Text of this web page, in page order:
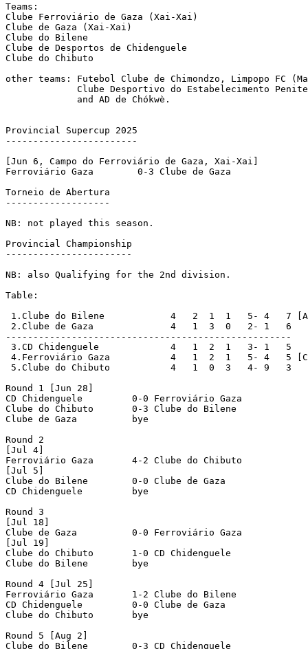
Teams:
Clube Ferroviário de Gaza (Xai-Xai)
Clube de Gaza (Xai-Xai)
Clube do Bilene
Clube de Desportos de Chidenguele
Clube do Chibuto
other teams: Futebol Clube de Chimondzo, Limpopo FC
Clube Desportivo do Estabelecimento
             and AD de Chókwè.
Provincial Supercup 2025
------------------------
[Jun 6, Campo do Ferroviário de Gaza, Xai-Xai]
Ferroviário Gaza	0-3 Clube de Gaza
Torneio de Abertura
-------------------
NB: not played this season.
Provincial Championship
-----------------------
NB: also Qualifying for the 2nd division.
Table:
1.Clube do Bilene	      4   2  1  1   5- 4   7 [A]
2.Clube de Gaza              4   1  3  0   2- 1   6
----------------------------------------------------
3.CD Chidenguele	      4   1  2  1   3- 1   5
4.Ferroviário Gaza	      4   1  2  1   5- 4   5 [C]
5.Clube do Chibuto           4   1  0  3   4- 9   3
Round 1 [Jun 28]
CD Chidenguele	       0-0 Ferroviário Gaza
Clube do Chibuto       0-3 Clube do Bilene
Clube de Gaza	       bye
Round 2
[Jul 4]
Ferroviário Gaza       4-2 Clube do Chibuto
[Jul 5]
Clube do Bilene        0-0 Clube de Gaza
CD Chidenguele	       bye
Round 3
[Jul 18]
Clube de Gaza	       0-0 Ferroviário Gaza
[Jul 19]
Clube do Chibuto       1-0 CD Chidenguele
Clube do Bilene        bye
Round 4 [Jul 25]
Ferroviário Gaza       1-2 Clube do Bilene
CD Chidenguele	       0-0 Clube de Gaza
Clube do Chibuto       bye
Round 5 [Aug 2]
Clube do Bilene        0-3 CD Chidenguele